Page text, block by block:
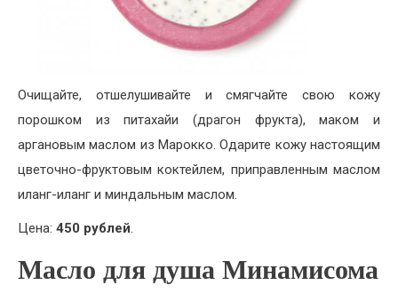
Очищайте, отшелушивайте и смягчайте свою кожу
порошком из питахайи (драгон фрукта), маком и
аргановым маслом из Марокко. Одарите кожу настоящим
цветочно-фруктовым коктейлем, приправленным маслом
иланг-иланг и миндальным маслом.
Цена: 450 рублей.
Масло для душа Минамисома